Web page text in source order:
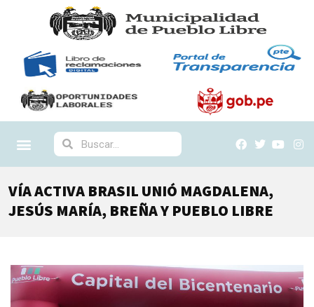
VÍA ACTIVA BRASIL UNIÓ MAGDALENA,
JESÚS MARÍA, BREÑA Y PUEBLO LIBRE